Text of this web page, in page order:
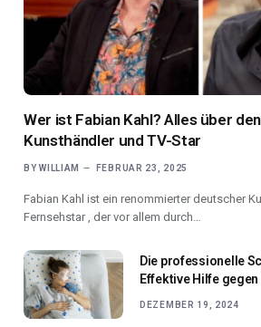
Wer ist Fabian Kahl? Alles über
Kunsthändler und TV-Star
BY WILLIAM FEBRUAR 23, 2025
Fabian Kahl ist ein renommierter deutscher
Fernsehstar , der vor allem durch…
Die professionelle
Effektive Hilfe
DEZEMBER 19, 2024